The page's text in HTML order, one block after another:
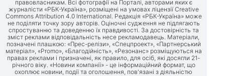
правовласникам. Всі фотографії на Порталі, авторами яких є
журналісти «РБК-Україна», розміщені на умовах ліцензії Creative
Commons Attribution 4.0 International. Редакція «РБК-Україна» може
не поділяти точку зору авторів. Оціночні судження не підлягають
спростуванню та доведенню їх правдивості. За достовірність та
зміст реклами відповідальність несе рекламодавець. Матеріали,
позначені плашкою: «Прес-релізи», «Спецпроект», «Партнерський
матеріал», «Promo», «Благодійність», «Резонанс» розміщуються на
правах реклами і призначені, як правило, для осіб, які досягли 21-
річного віку. «Новини компанії» - це інформаційний формат, що
охоплює новини, події та оголошення, пов'язані з діяльністю